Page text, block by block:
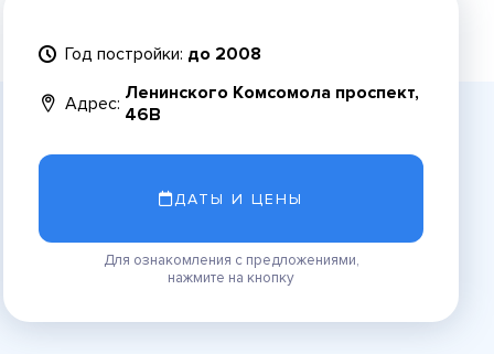
Год постройки: до 2008
Адрес: Ленинского Комсомола проспект,
46В
ДАТЫ И ЦЕНЫ
Для ознакомления с предложениями,
нажмите на кнопку